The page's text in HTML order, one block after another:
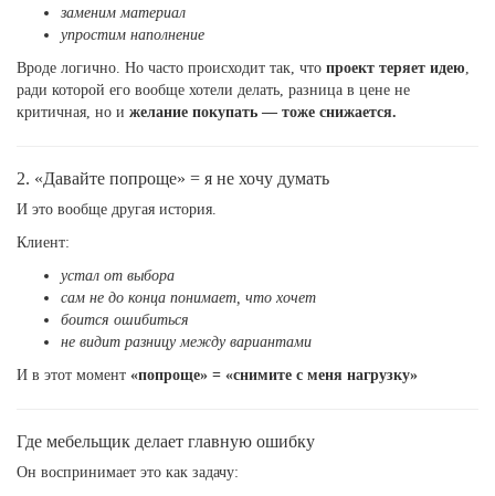
заменим материал
упростим наполнение
Вроде логично. Но часто происходит так, что проект теряет идею,
ради которой его вообще хотели делать, разница в цене не
критичная, но и желание покупать — тоже снижается.
2. «Давайте попроще» = я не хочу думать
И это вообще другая история.
Клиент:
устал от выбора
сам не до конца понимает, что хочет
боится ошибиться
не видит разницу между вариантами
И в этот момент «попроще» = «снимите с меня нагрузку»
Где мебельщик делает главную ошибку
Он воспринимает это как задачу: